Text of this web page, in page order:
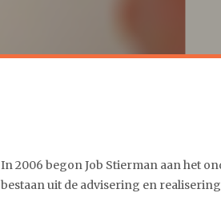
In 2006 begon Job Stierman aan het
bestaan uit de advisering en